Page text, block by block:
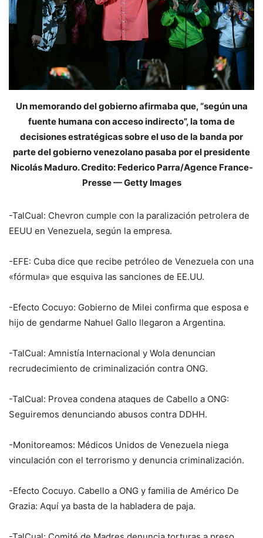
Un memorando del gobierno afirmaba que, “según una
fuente humana con acceso indirecto”, la toma de
decisiones estratégicas sobre el uso de la banda por
parte del gobierno venezolano pasaba por el presidente
Nicolás Maduro. Credito: Federico Parra/Agence France-
Presse — Getty Images
-TalCual: Chevron cumple con la paralización petrolera de
EEUU en Venezuela, según la empresa.
-EFE: Cuba dice que recibe petróleo de Venezuela con una
«fórmula» que esquiva las sanciones de EE.UU.
-Efecto Cocuyo: Gobierno de Milei confirma que esposa e
hijo de gendarme Nahuel Gallo llegaron a Argentina.
-TalCual: Amnistía Internacional y Wola denuncian
recrudecimiento de criminalización contra ONG.
-TalCual: Provea condena ataques de Cabello a ONG:
Seguiremos denunciando abusos contra DDHH.
-Monitoreamos: Médicos Unidos de Venezuela niega
vinculación con el terrorismo y denuncia criminalización.
-Efecto Cocuyo. Cabello a ONG y familia de Américo De
Grazia: Aquí ya basta de la habladera de paja.